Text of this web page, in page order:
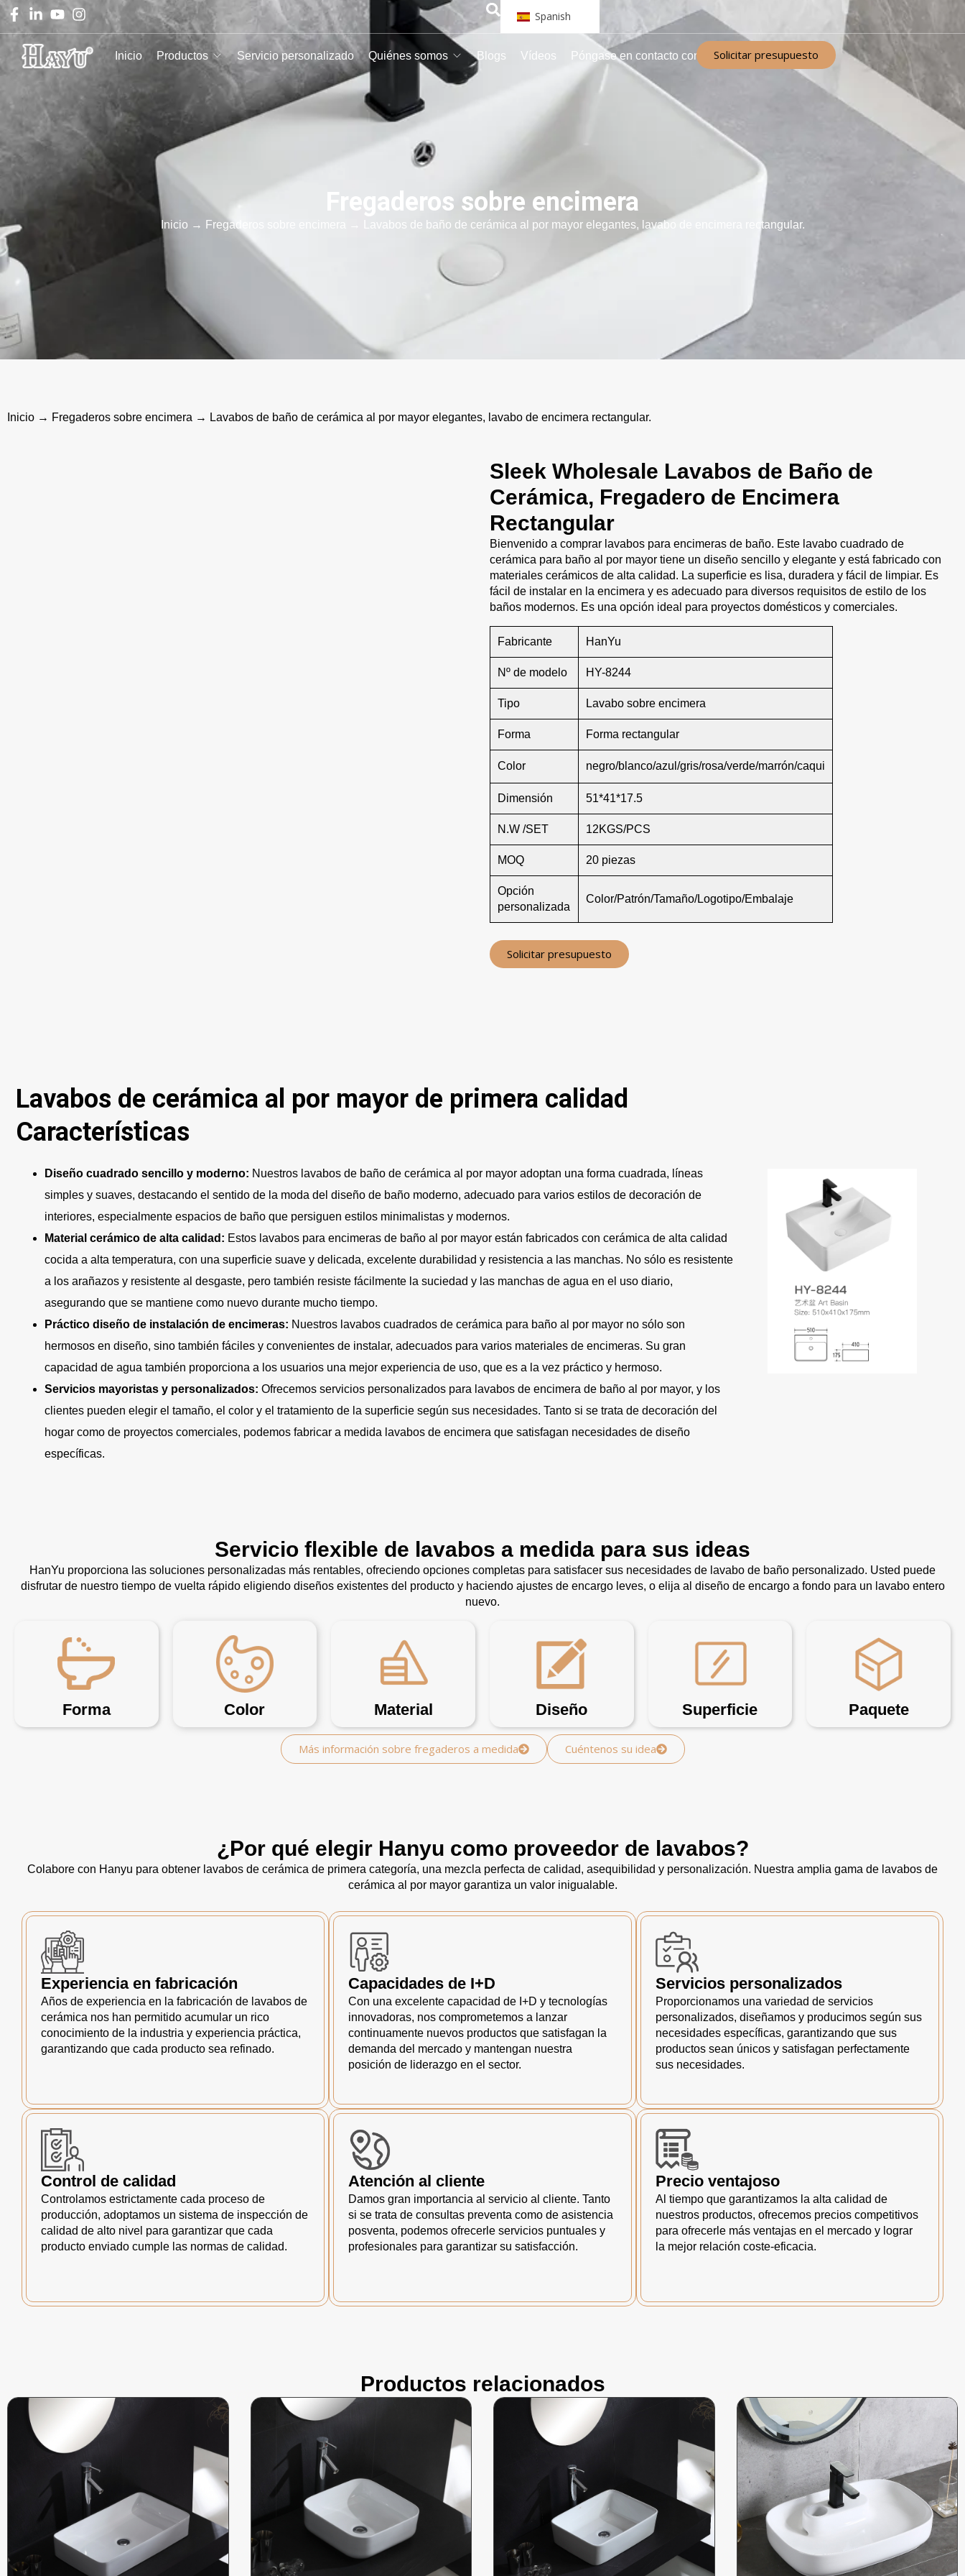
Spanish
Inicio Productos Servicio personalizado Quiénes somos Blogs Vídeos Póngase en contacto con Solicitar presupuesto
Fregaderos sobre encimera
Inicio → Fregaderos sobre encimera → Lavabos de baño de cerámica al por mayor elegantes, lavabo de encimera rectangular.
Inicio → Fregaderos sobre encimera → Lavabos de baño de cerámica al por mayor elegantes, lavabo de encimera rectangular.
Sleek Wholesale Lavabos de Baño de
Cerámica, Fregadero de Encimera
Rectangular
Bienvenido a comprar lavabos para encimeras de baño. Este lavabo cuadrado de
cerámica para baño al por mayor tiene un diseño sencillo y elegante y está fabricado con
materiales cerámicos de alta calidad. La superficie es lisa, duradera y fácil de limpiar. Es
fácil de instalar en la encimera y es adecuado para diversos requisitos de estilo de los
baños modernos. Es una opción ideal para proyectos domésticos y comerciales.
Fabricante HanYu
Nº de modelo HY-8244
Tipo Lavabo sobre encimera
Forma Forma rectangular
Color negro/blanco/azul/gris/rosa/verde/marrón/caqui
Dimensión 51*41*17.5
N.W /SET 12KGS/PCS
MOQ 20 piezas
Opción
personalizada
Color/Patrón/Tamaño/Logotipo/Embalaje
Solicitar presupuesto
Lavabos de cerámica al por mayor de primera calidad
Características
Diseño cuadrado sencillo y moderno: Nuestros lavabos de baño de cerámica al por mayor adoptan una forma cuadrada, líneas
simples y suaves, destacando el sentido de la moda del diseño de baño moderno, adecuado para varios estilos de decoración de
interiores, especialmente espacios de baño que persiguen estilos minimalistas y modernos.
Material cerámico de alta calidad: Estos lavabos para encimeras de baño al por mayor están fabricados con cerámica de alta calidad
cocida a alta temperatura, con una superficie suave y delicada, excelente durabilidad y resistencia a las manchas. No sólo es resistente
a los arañazos y resistente al desgaste, pero también resiste fácilmente la suciedad y las manchas de agua en el uso diario,
asegurando que se mantiene como nuevo durante mucho tiempo.
Práctico diseño de instalación de encimeras: Nuestros lavabos cuadrados de cerámica para baño al por mayor no sólo son
hermosos en diseño, sino también fáciles y convenientes de instalar, adecuados para varios materiales de encimeras. Su gran
capacidad de agua también proporciona a los usuarios una mejor experiencia de uso, que es a la vez práctico y hermoso.
Servicios mayoristas y personalizados: Ofrecemos servicios personalizados para lavabos de encimera de baño al por mayor, y los
clientes pueden elegir el tamaño, el color y el tratamiento de la superficie según sus necesidades. Tanto si se trata de decoración del
hogar como de proyectos comerciales, podemos fabricar a medida lavabos de encimera que satisfagan necesidades de diseño
específicas.
Servicio flexible de lavabos a medida para sus ideas
HanYu proporciona las soluciones personalizadas más rentables, ofreciendo opciones completas para satisfacer sus necesidades de lavabo de baño personalizado. Usted puede
disfrutar de nuestro tiempo de vuelta rápido eligiendo diseños existentes del producto y haciendo ajustes de encargo leves, o elija al diseño de encargo a fondo para un lavabo entero
nuevo.
Forma Color Material Diseño Superficie Paquete
Más información sobre fregaderos a medida Cuéntenos su idea
¿Por qué elegir Hanyu como proveedor de lavabos?
Colabore con Hanyu para obtener lavabos de cerámica de primera categoría, una mezcla perfecta de calidad, asequibilidad y personalización. Nuestra amplia gama de lavabos de
cerámica al por mayor garantiza un valor inigualable.
Experiencia en fabricación
Años de experiencia en la fabricación de lavabos de
cerámica nos han permitido acumular un rico
conocimiento de la industria y experiencia práctica,
garantizando que cada producto sea refinado.
Capacidades de I+D
Con una excelente capacidad de I+D y tecnologías
innovadoras, nos comprometemos a lanzar
continuamente nuevos productos que satisfagan la
demanda del mercado y mantengan nuestra
posición de liderazgo en el sector.
Servicios personalizados
Proporcionamos una variedad de servicios
personalizados, diseñamos y producimos según sus
necesidades específicas, garantizando que sus
productos sean únicos y satisfagan perfectamente
sus necesidades.
Control de calidad
Controlamos estrictamente cada proceso de
producción, adoptamos un sistema de inspección de
calidad de alto nivel para garantizar que cada
producto enviado cumple las normas de calidad.
Atención al cliente
Damos gran importancia al servicio al cliente. Tanto
si se trata de consultas preventa como de asistencia
posventa, podemos ofrecerle servicios puntuales y
profesionales para garantizar su satisfacción.
Precio ventajoso
Al tiempo que garantizamos la alta calidad de
nuestros productos, ofrecemos precios competitivos
para ofrecerle más ventajas en el mercado y lograr
la mejor relación coste-eficacia.
Productos relacionados